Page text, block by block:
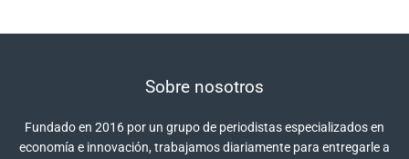
Sobre nosotros
Fundado en 2016 por un grupo de periodistas especializados en
economía e innovación, trabajamos diariamente para entregarle a